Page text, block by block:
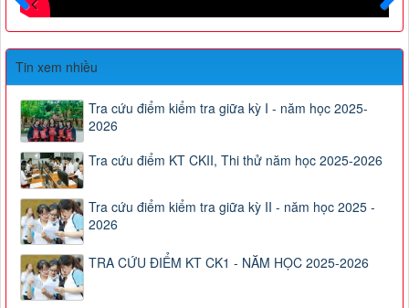
Sau
Trước
Tin xem nhiều
Tra cứu điểm kiểm tra giữa kỳ I - năm học 2025-
2026
Tra cứu điểm KT CKII, Thi thử năm học 2025-2026
Tra cứu điểm kiểm tra giữa kỳ II - năm học 2025 -
2026
TRA CỨU ĐIỂM KT CK1 - NĂM HỌC 2025-2026